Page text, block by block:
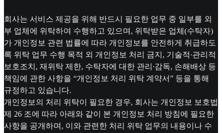
회사는 서비스 제공을 위해 반드시 필요한 업무 중 일부를 외
부 업체에 위탁하여 수행하고 있으며, 위탁받은 업체(수탁자)
가 개인정보 관련 법률에 따라 개인정보를 안전하게 취급하도
록 위탁 업무 수행 목적 외 개인정보 처리 금지, 기술적∙관리적
보호조치, 재위탁 제한, 수탁자에 대한 관리∙감독, 손해배상 등
책임에 관한 사항을 “개인정보 처리 위탁 계약서” 등을 통해
규정하고 있습니다.
개인정보의 처리 위탁이 필요한 경우, 회사는 개인정보 보호법
제 26 조에 따라 아래와 같이 본 개인정보 처리 방침에 필요한
사항을 공개하며, 이와 관련한 처리 위탁 업무의 내용이나 수